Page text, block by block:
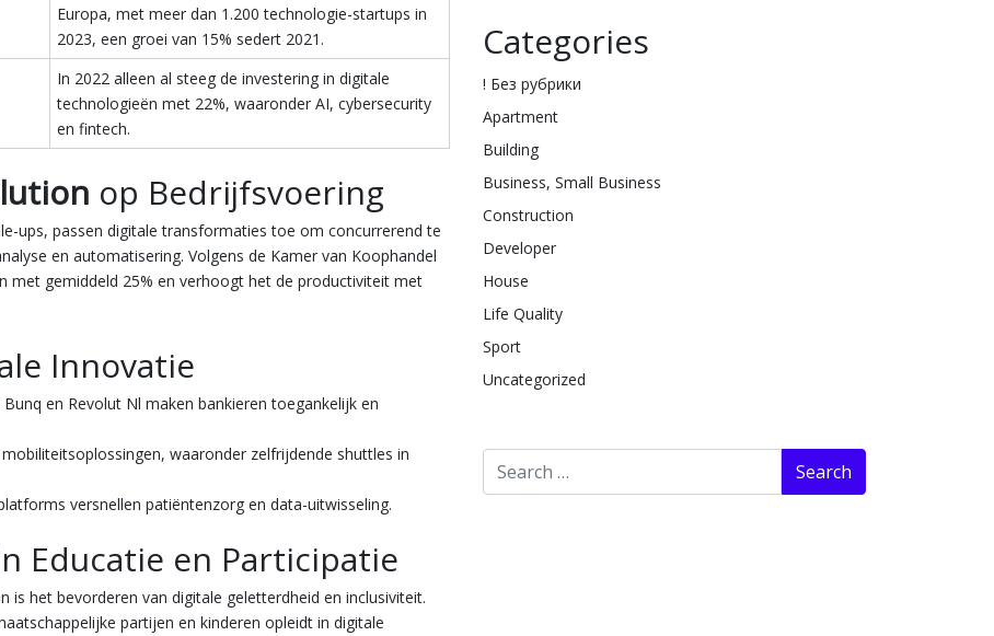
Europa, met meer dan 1.200 technologie-startups in
2023, een groei van 15% sedert 2021.
In 2022 alleen al steeg de investering in digitale
technologieën met 22%, waaronder AI, cybersecurity
en fintech.
op Bedrijfsvoering
ups, passen digitale transformaties toe om concurrerend te
en automatisering. Volgens de Kamer van Koophandel
gemiddeld 25% en verhoogt het de productiviteit met
Innovatie
en Revolut Nl maken bankieren toegankelijk en
waaronder zelfrijdende shuttles in
versnellen patiëntenzorg en data-uitwisseling.
Educatie en Participatie
is het bevorderen van digitale geletterdheid en inclusiviteit.
partijen en kinderen opleidt in digitale
Categories
! Без рубрики
Apartment
Building
Business, Small Business
Construction
Developer
House
Life Quality
Sport
Uncategorized